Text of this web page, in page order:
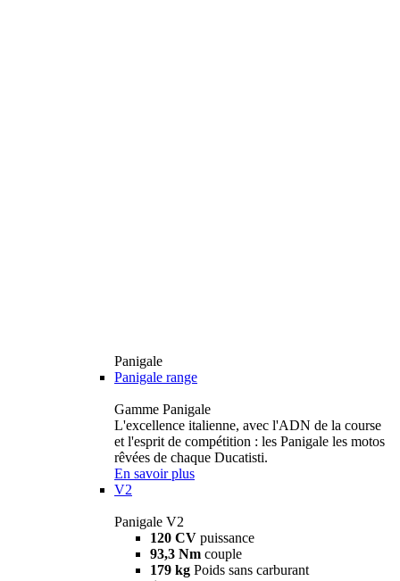
Panigale
Panigale range
Gamme Panigale
L'excellence italienne, avec l'ADN de la course
et l'esprit de compétition : les Panigale les motos
rêvées de chaque Ducatisti.
En savoir plus
V2
Panigale V2
120 CV puissance
93,3 Nm couple
179 kg Poids sans carburant